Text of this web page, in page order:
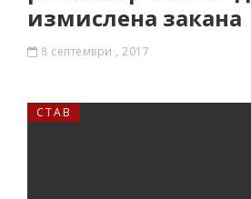
измислена закана
8 септември , 2017
СТАВ